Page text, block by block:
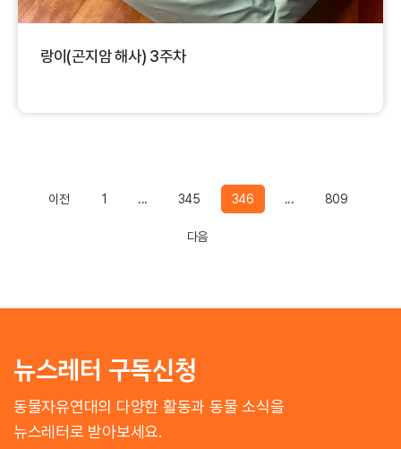
랑이(곤지암 해사) 3주차
이전Previous
1 ... 345 346 ... 809
다음Previous
뉴스레터 구독신청
동물자유연대의 다양한 활동과 동물 소식을
뉴스레터로 받아보세요.